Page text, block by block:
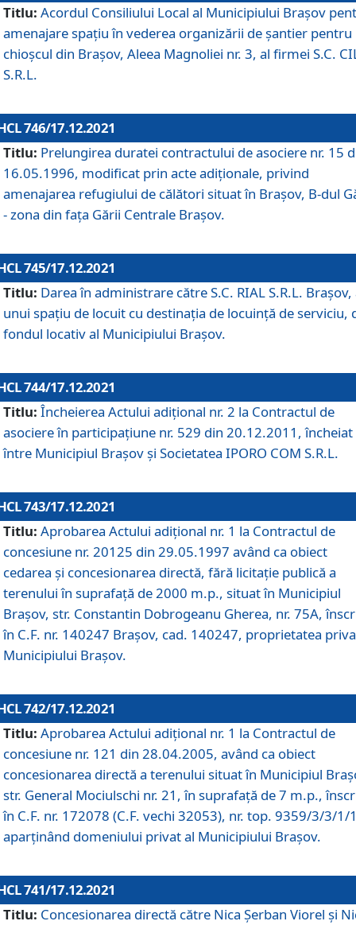
Titlu: Acordul Consiliului Local al Municipiului Braşov
amenajare spațiu în vederea organizării de șantier pentru
chioșcul din Brașov, Aleea Magnoliei nr. 3, al firmei S.C.
S.R.L.
746/17.12.2021
Titlu: Prelungirea duratei contractului de asociere nr. 15
16.05.1996, modificat prin acte adiționale, privind
amenajarea refugiului de călători situat în Brașov, B-dul
- zona din faţa Gării Centrale Brașov.
745/17.12.2021
Titlu: Darea în administrare către S.C. RIAL S.R.L. Brașov,
unui spațiu de locuit cu destinația de locuință de serviciu,
fondul locativ al Municipiului Brașov.
744/17.12.2021
Titlu: Încheierea Actului adițional nr. 2 la Contractul de
asociere în participațiune nr. 529 din 20.12.2011, încheiat
între Municipiul Brașov și Societatea IPORO COM S.R.L.
743/17.12.2021
Titlu: Aprobarea Actului adiţional nr. 1 la Contractul de
concesiune nr. 20125 din 29.05.1997 având ca obiect
cedarea și concesionarea directă, fără licitație publică a
terenului în suprafață de 2000 m.p., situat în Municipiul
Brașov, str. Constantin Dobrogeanu Gherea, nr. 75A,
în C.F. nr. 140247 Brașov, cad. 140247, proprietatea
Municipiului Brașov.
742/17.12.2021
Titlu: Aprobarea Actului adiţional nr. 1 la Contractul de
concesiune nr. 121 din 28.04.2005, având ca obiect
concesionarea directă a terenului situat în Municipiul
str. General Mociulschi nr. 21, în suprafață de 7 m.p.,
în C.F. nr. 172078 (C.F. vechi 32053), nr. top. 9359/3/3/1/
aparținând domeniului privat al Municipiului Brașov.
741/17.12.2021
Titlu: Concesionarea directă către Nica Șerban Viorel și